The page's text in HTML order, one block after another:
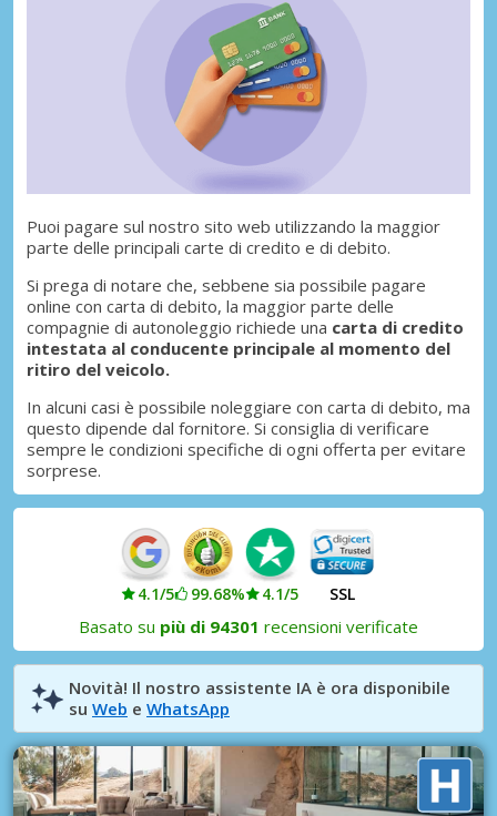
Puoi pagare sul nostro sito web utilizzando la maggior
parte delle principali carte di credito e di debito.
Si prega di notare che, sebbene sia possibile pagare
online con carta di debito, la maggior parte delle
compagnie di autonoleggio richiede una carta di credito
intestata al conducente principale al momento del
ritiro del veicolo.
In alcuni casi è possibile noleggiare con carta di debito, ma
questo dipende dal fornitore. Si consiglia di verificare
sempre le condizioni specifiche di ogni offerta per evitare
sorprese.
4.1/5 99.68% 4.1/5 SSL
Basato su più di 94301 recensioni verificate
Novità! Il nostro assistente IA è ora disponibile
su Web e WhatsApp